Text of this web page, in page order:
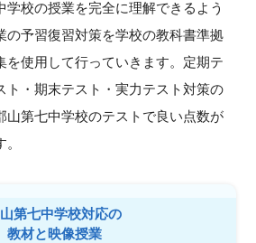
学校の授業を完全に理解できるよう
の予習復習対策を学校の教科書準拠
を使用して行っていきます。定期テ
ト・期末テスト・実力テスト対策の
山第七中学校のテストで良い点数が
第七中学校対応の
教材と映像授業